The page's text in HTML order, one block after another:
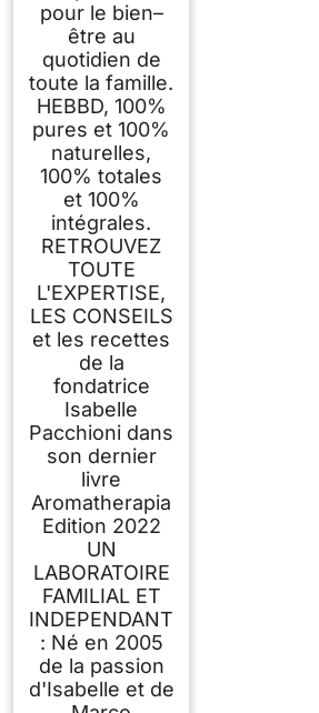
pour le bien–
être au
quotidien de
toute la famille.
HEBBD, 100%
pures et 100%
naturelles,
100% totales
et 100%
intégrales.
RETROUVEZ
TOUTE
L'EXPERTISE,
LES CONSEILS
et les recettes
de la
fondatrice
Isabelle
Pacchioni dans
son dernier
livre
Aromatherapia
Edition 2022
UN
LABORATOIRE
FAMILIAL ET
INDEPENDANT
: Né en 2005
de la passion
d'Isabelle et de